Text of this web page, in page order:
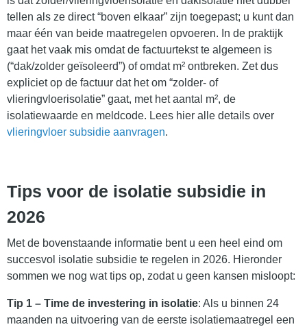
tellen als ze direct “boven elkaar” zijn toegepast; u kunt dan
maar één van beide maatregelen opvoeren. In de praktijk
gaat het vaak mis omdat de factuurtekst te algemeen is
(“dak/zolder geïsoleerd”) of omdat m² ontbreken. Zet dus
expliciet op de factuur dat het om “zolder- of
vlieringvloerisolatie” gaat, met het aantal m², de
isolatiewaarde en meldcode. Lees hier alle details over
vlieringvloer subsidie aanvragen.
Tips voor de isolatie subsidie in
2026
Met de bovenstaande informatie bent u een heel eind om
succesvol isolatie subsidie te regelen in 2026. Hieronder
sommen we nog wat tips op, zodat u geen kansen misloopt:
Tip 1 – Time de investering in isolatie: Als u binnen 24
maanden na uitvoering van de eerste isolatiemaatregel een